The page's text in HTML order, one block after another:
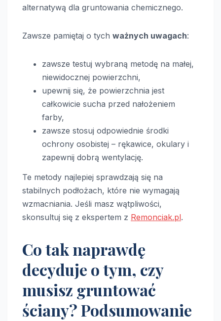
alternatywą dla gruntowania chemicznego.
Zawsze pamiętaj o tych ważnych uwagach:
zawsze testuj wybraną metodę na małej,
niewidocznej powierzchni,
upewnij się, że powierzchnia jest
całkowicie sucha przed nałożeniem
farby,
zawsze stosuj odpowiednie środki
ochrony osobistej – rękawice, okulary i
zapewnij dobrą wentylację.
Te metody najlepiej sprawdzają się na
stabilnych podłożach, które nie wymagają
wzmacniania. Jeśli masz wątpliwości,
skonsultuj się z ekspertem z Remonciak.pl.
Co tak naprawdę
decyduje o tym, czy
musisz gruntować
ściany? Podsumowanie